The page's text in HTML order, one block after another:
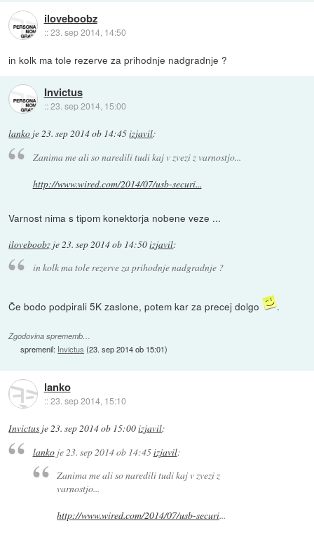
iloveboobz
::23. sep 2014, 14:50
in kolk ma tole rezerve za prihodnje nadgradnje ?
Invictus
::23. sep 2014, 15:00
lanko je23. sep 2014 ob 14:45izjavil:
Zanima me ali so naredili tudi kaj v zvezi z varnostjo...
http://www.wired.com/2014/07/usb-securi...
Varnost nima s tipom konektorja nobene veze ...
iloveboobz je23. sep 2014 ob 14:50izjavil:
in kolk ma tole rezerve za prihodnje nadgradnje ?
Če bodo podpirali 5K zaslone, potem kar za precej dolgo .
Zgodovina sprememb…
spremenil: Invictus (23. sep 2014 ob 15:01)
lanko
::23. sep 2014, 15:10
Invictus je23. sep 2014 ob 15:00izjavil:
lankoje23. sep 2014 ob 14:45izjavil:
Zanima me ali so naredili tudi kaj v zvezi z
varnostjo...
http://www.wired.com/2014/07/usb-securi...